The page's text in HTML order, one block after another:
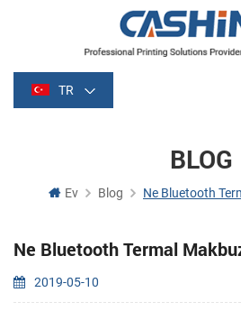
TR
BLOG
Ev Blog Ne Bluetooth
Ne Bluetooth Termal Makbuz
2019-05-10